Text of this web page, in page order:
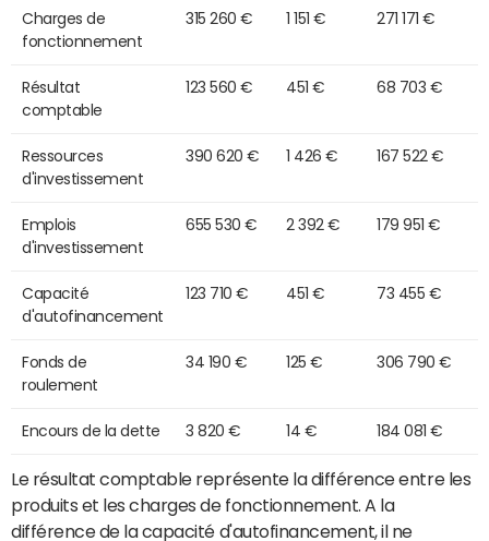
Charges de
fonctionnement
315 260 € 1 151 € 271 171 €
Résultat
comptable
123 560 € 451 € 68 703 €
Ressources
d'investissement
390 620 € 1 426 € 167 522 €
Emplois
d'investissement
655 530 € 2 392 € 179 951 €
Capacité
d'autofinancement
123 710 € 451 € 73 455 €
Fonds de
roulement
34 190 € 125 € 306 790 €
Encours de la dette 3 820 € 14 € 184 081 €
Le résultat comptable représente la différence entre les
produits et les charges de fonctionnement. A la
différence de la capacité d'autofinancement, il ne